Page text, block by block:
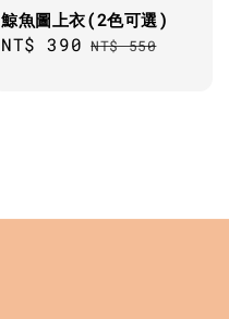
鯨魚圖上衣(2色可選)
Sale
NT$ 390 Regular
NT$ 550